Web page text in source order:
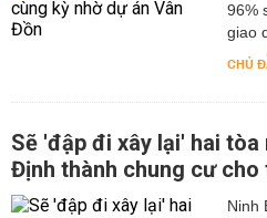
96%
giao
CHỦ
Sẽ 'đập đi xây lại' hai tòa
Định thành chung cư cho
Ninh